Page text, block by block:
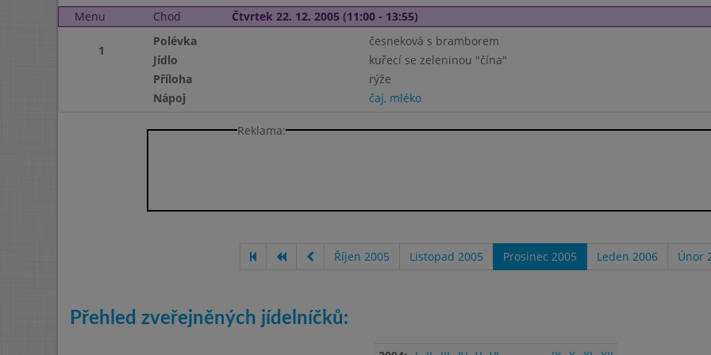
Menu Chod Čtvrtek 22. 12. 2005 (11:00 - 13:55)
1
Polévka
česneková s bramborem
Jídlo
kuřecí se zeleninou "čína"
Příloha
rýže
Nápoj
čaj, mléko
Reklama:
Říjen 2005 Listopad 2005 Prosinec 2005 Leden 2006 Únor
Přehled zveřejněných jídelníčků: